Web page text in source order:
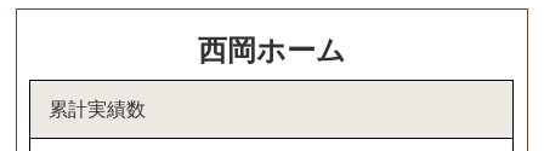
西岡ホーム
累計実績数